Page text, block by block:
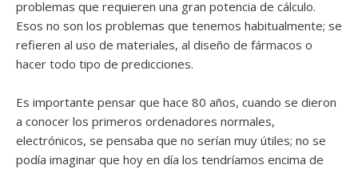
problemas que requieren una gran potencia de cálculo.
Esos no son los problemas que tenemos habitualmente; se
refieren al uso de materiales, al diseño de fármacos o
hacer todo tipo de predicciones.
Es importante pensar que hace 80 años, cuando se dieron
a conocer los primeros ordenadores normales,
electrónicos, se pensaba que no serían muy útiles; no se
podía imaginar que hoy en día los tendríamos encima de